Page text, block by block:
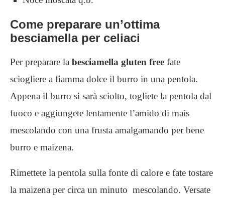
Come preparare un’ottima
besciamella per celiaci
Per preparare la besciamella gluten free fate
sciogliere a fiamma dolce il burro in una pentola.
Appena il burro si sarà sciolto, togliete la pentola dal
fuoco e aggiungete lentamente l’amido di mais
mescolando con una frusta amalgamando per bene
burro e maizena.
Rimettete la pentola sulla fonte di calore e fate tostare
la maizena per circa un minuto mescolando. Versate